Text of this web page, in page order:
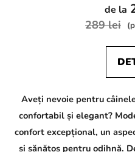
de la
289 lei
Aveți nevoie pentru
confortabil și elegant?
confort excepțional, un
și sănătos pentru odihnă.